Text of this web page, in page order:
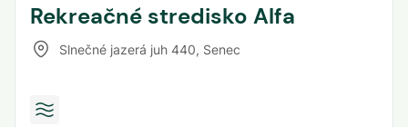
Rekreačné stredisko Alfa
Slnečné jazerá juh 440, Senec